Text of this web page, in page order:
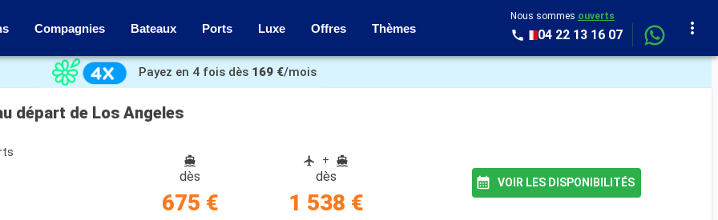
Compagnies Bateaux Ports Luxe Offres Thèmes
Nous sommes ouverts
04 22 13 16 07
Payez en 4 fois dès 169 €/mois
départ de Los Angeles
dès
675 €
+
dès
1 538 €
VOIR LES DISPONIBILITÉS